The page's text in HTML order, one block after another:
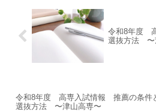
令和8年度
選抜方法 〜
令和8年度 高専入試情報 推薦の条件
選抜方法 〜津山高専〜